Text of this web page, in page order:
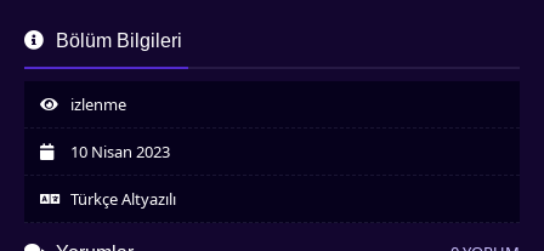
Bölüm Bilgileri
izlenme
10 Nisan 2023
Türkçe Altyazılı